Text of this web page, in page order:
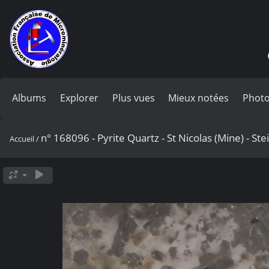
Albums Explorer Plus vues Mieux notées
Accueil/ n° 168096 - Pyrite Quartz - St Nicolas (Mine) -